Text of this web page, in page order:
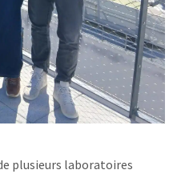
plusieurs laboratoires